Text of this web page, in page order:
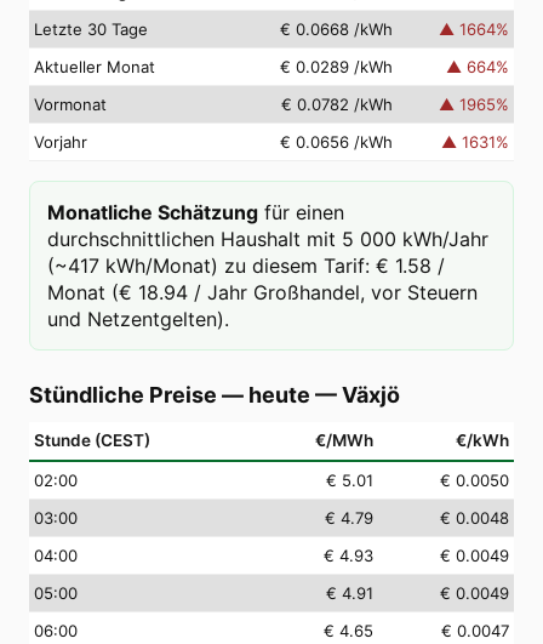
Letzte 30 Tage
€ 0.0668 /kWh ▲ 1664%
Aktueller Monat
€ 0.0289 /kWh ▲ 664%
Vormonat
€ 0.0782 /kWh ▲ 1965%
Vorjahr
€ 0.0656 /kWh ▲ 1631%
Monatliche Schätzung für einen
durchschnittlichen Haushalt mit 5 000 kWh/Jahr
(~417 kWh/Monat) zu diesem Tarif: € 1.58 /
Monat (€ 18.94 / Jahr Großhandel, vor Steuern
und Netzentgelten).
Stündliche Preise — heute —Växjö
Stunde (CEST) €/MWh €/kWh
02:00 € 5.01
€ 0.0050
03:00 € 4.79
€ 0.0048
04:00 € 4.93
€ 0.0049
05:00 € 4.91
€ 0.0049
06:00 € 4.65
€ 0.0047